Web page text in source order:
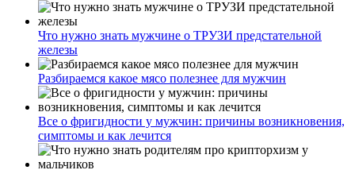
Что нужно знать мужчине о ТРУЗИ предстательной
железы
Разбираемся какое мясо полезнее для мужчин
Все о фригидности у мужчин: причины возникновения,
симптомы и как лечится